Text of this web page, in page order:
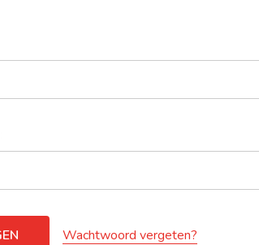
Wachtwoord vergeten?